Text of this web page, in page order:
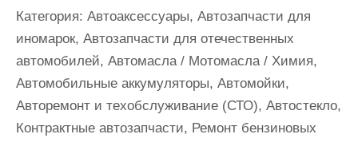
Категория: Автоаксессуары, Автозапчасти для
иномарок, Автозапчасти для отечественных
автомобилей, Автомасла / Мотомасла / Химия,
Автомобильные аккумуляторы, Автомойки,
Авторемонт и техобслуживание (СТО), Автостекло,
Контрактные автозапчасти, Ремонт бензиновых